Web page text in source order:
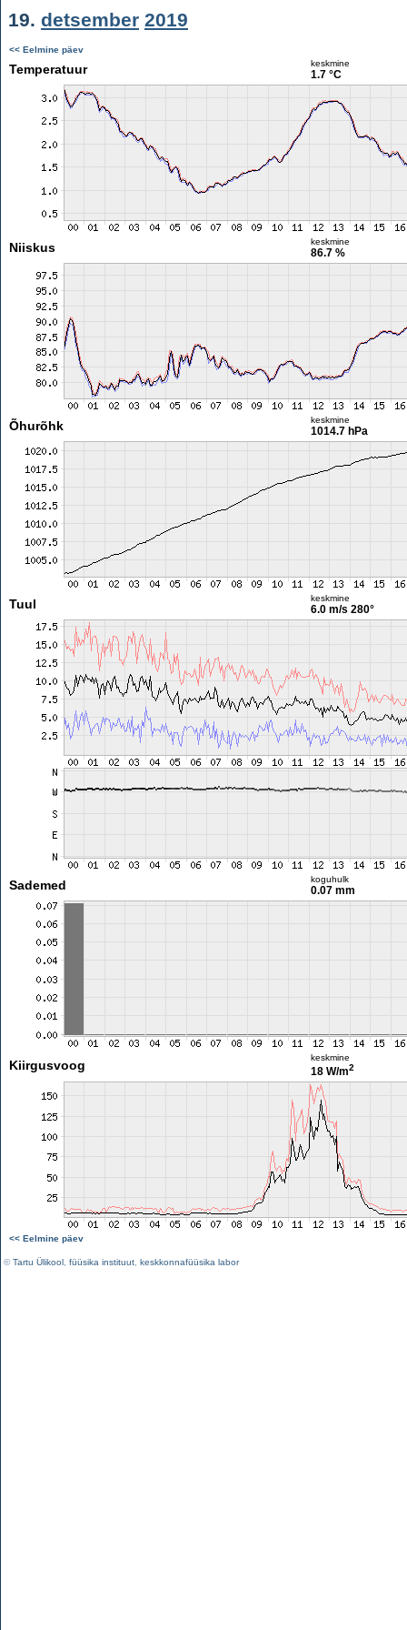
19. detsember 2019
<< Eelmine päev
Temperatuur keskmine
1.7 °C
Niiskus keskmine
86.7 %
Õhurõhk keskmine
1014.7 hPa
Tuul keskmine
6.0 m/s 280°
Sademed koguhulk
0.07 mm
Kiirgusvoog
keskmine
18 W/m2
<< Eelmine päev
©Tartu Ülikool füüsika instituut keskkonnafüüsika labor